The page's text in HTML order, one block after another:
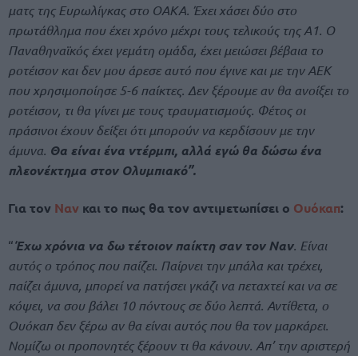
ματς της Ευρωλίγκας στο ΟΑΚΑ. Έχει χάσει δύο στο
πρωτάθλημα που έχει χρόνο μέχρι τους τελικούς της Α1. Ο
Παναθηναϊκός έχει γεμάτη ομάδα, έχει μειώσει βέβαια το
ροτέισον και δεν μου άρεσε αυτό που έγινε και με την ΑΕΚ
που χρησιμοποίησε 5-6 παίκτες. Δεν ξέρουμε αν θα ανοίξει το
ροτέισον, τι θα γίνει με τους τραυματισμούς. Φέτος οι
πράσινοι έχουν δείξει ότι μπορούν να κερδίσουν με την
άμυνα. Θα είναι ένα ντέρμπι, αλλά εγώ θα δώσω ένα
πλεονέκτημα στον Ολυμπιακό”.
Για τον Ναν και το πως θα τον αντιμετωπίσει ο Ουόκαπ:
“Έχω χρόνια να δω τέτοιον παίκτη σαν τον Ναν. Είναι
αυτός ο τρόπος που παίζει. Παίρνει την μπάλα και τρέχει,
παίζει άμυνα, μπορεί να πατήσει γκάζι να πεταχτεί και να σε
κόψει, να σου βάλει 10 πόντους σε δύο λεπτά. Αντίθετα, ο
Ουόκαπ δεν ξέρω αν θα είναι αυτός που θα τον μαρκάρει.
Νομίζω οι προπονητές ξέρουν τι θα κάνουν. Απ’ την αριστερή